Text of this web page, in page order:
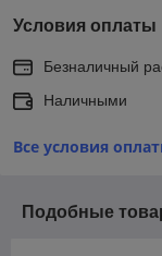
Условия оплаты
Безналичный
Наличными
Все условия
Подобные